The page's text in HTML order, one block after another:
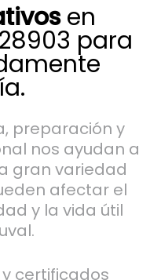
en
para
preparación y
nos ayudan a
gran variedad
afectar el
y la vida útil
certificados